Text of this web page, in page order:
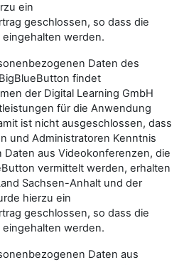
ein
geschlossen, so dass die
eingehalten werden.
Daten des
findet
der Digital Learning GmbH
für die Anwendung
ist nicht ausgeschlossen, dass
und Administratoren Kenntnis
aus Videokonferenzen, die
vermittelt werden, erhalten
Sachsen-Anhalt und der
hierzu ein
geschlossen, so dass die
eingehalten werden.
Daten aus